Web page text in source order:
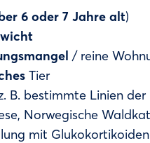
6 oder 7 Jahre alt)
/ reine
Tier
B. bestimmte Linien der
Norwegische
mit Glukokortikoiden